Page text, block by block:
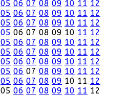
05 06 07 08 09 10 11 12
05 06 07 08 09 10 11 12
05 06 07 08 09 10 11 12
05 06 07 08 09 10 11 12
05 06 07 08 09 10 11 12
05 06 07 08 09 10 11 12
05 06 07 08 09 10 11 12
05 06 07 08 09 10 11 12
05 06 07 08 09 10 11 12
05 06 07 08 09 10 11 12